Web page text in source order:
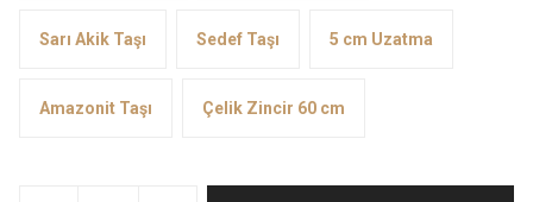
Sarı Akik Taşı Sedef Taşı 5 cm Uzatma
Amazonit Taşı Çelik Zincir 60 cm